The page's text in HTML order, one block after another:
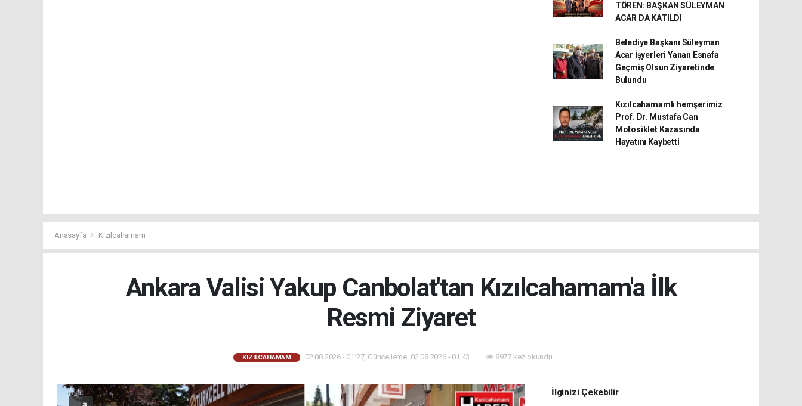
TÖREN: BAŞKAN SÜLEYMAN
ACAR DA KATILDI
Belediye Başkanı Süleyman
Acar İşyerleri Yanan Esnafa
Geçmiş Olsun Ziyaretinde
Bulundu
Kızılcahamamlı hemşerimiz
Prof. Dr. Mustafa Can
Motosiklet Kazasında
Hayatını Kaybetti
Anasayfa Kızılcahamam
Ankara Valisi Yakup Canbolat'tan Kızılcahamam'a İlk
Resmi Ziyaret
KIZILCAHAMAM 02.08.2026 - 01:27, Güncelleme: 02.08.2026 - 01:43 8977 kez okundu.
İlginizi Çekebilir